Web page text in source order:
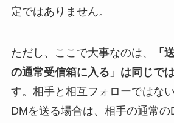
定ではありません。
ただし、ここで大事なのは、
「
の通常受信箱に入る」は同じで
す。相手と相互フォローではな
DMを送る場合は、相手の通常の